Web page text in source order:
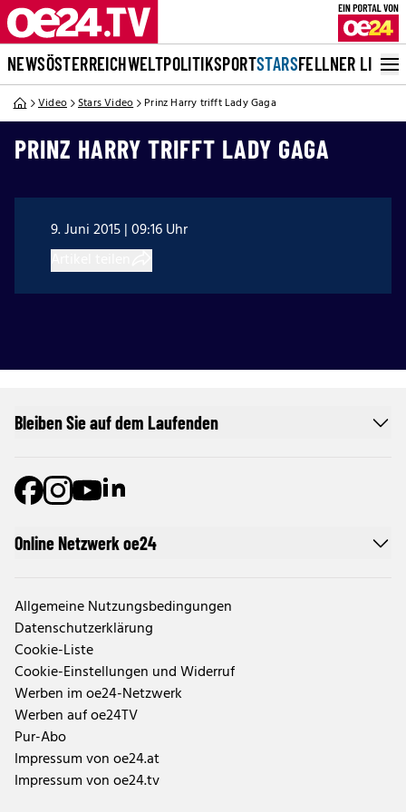
NEWSÖSTERREICHWELTPOLITIKSPORTSTARSFELLNER LIVE
Video Stars Video Prinz Harry trifft Lady Gaga
PRINZ HARRY TRIFFT LADY GAGA
9. Juni 2015 | 09:16 Uhr
Online Netzwerk oe24
Allgemeine Nutzungsbedingungen
Datenschutzerklärung
Cookie-Liste
Cookie-Einstellungen und Widerruf
Werben im oe24-Netzwerk
Werben auf oe24TV
Pur-Abo
Impressum von oe24.at
Impressum von oe24.tv
Bleiben Sie auf dem Laufenden